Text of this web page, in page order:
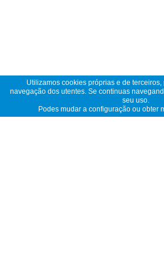
Utilizamos cookies próprias e de
navegação dos utentes. Se continuas
seu uso.
Podes mudar a configuração ou obter